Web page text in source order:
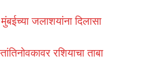
जलाशयांना दिलासा
रशियाचा ताबा